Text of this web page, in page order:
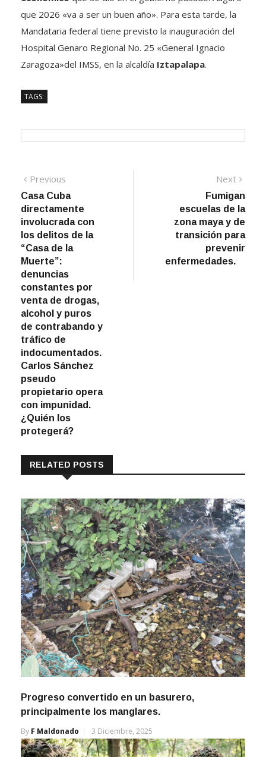
que 2026 «va a ser un buen año». Para esta tarde, la
Mandataria federal tiene previsto la inauguración del
Hospital Genaro Regional No. 25 «General Ignacio
Zaragoza»del IMSS, en la alcaldía Iztapalapa.
TAGS:
Navegación
de
entradas
Previous
post:
Casa Cuba
directamente
involucrada con
los delitos de la
“Casa de la
Muerte”:
denuncias
constantes por
venta de drogas,
alcohol y puros
de contrabando y
tráfico de
indocumentados.
Carlos Sánchez
pseudo
propietario opera
con impunidad.
¿Quién los
protegerá?
Next
Fumigan
escuelas de la
zona maya y de
transición para
prevenir
enfermedades.
RELATED POSTS
Progreso convertido en un basurero,
principalmente los manglares.
By F Maldonado 3 Diciembre, 2025